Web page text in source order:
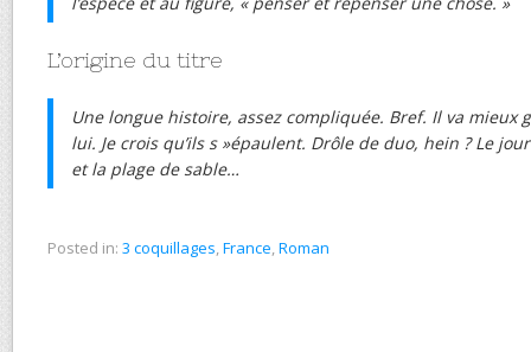
L’origine du titre
Une longue histoire, assez compliquée. Bref. Il va mieux
lui. Je crois qu’ils s »épaulent. Drôle de duo, hein ? Le
et la plage de sable…
Posted in: 3 coquillages,France,Roman